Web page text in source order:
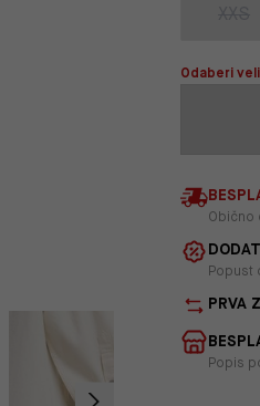
Odaberi
Obično
Popust
PRVA
Popis